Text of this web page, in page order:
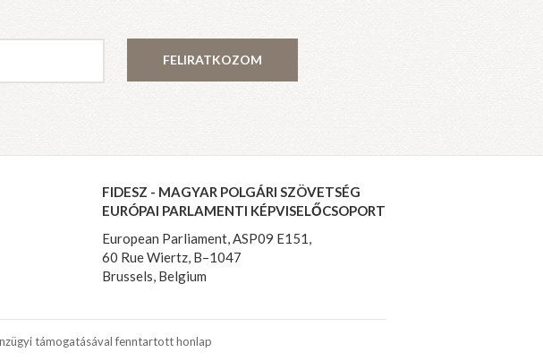
FELIRATKOZOM
FIDESZ - MAGYAR POLGÁRI SZÖVETSÉG
EURÓPAI PARLAMENTI KÉPVISELŐCSOPORT
European Parliament, ASP09 E151,
60 Rue Wiertz, B–1047
Brussels, Belgium
támogatásával fenntartott honlap